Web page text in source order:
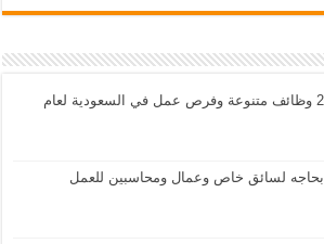
وظائف في السعودية 2024 وظائف متنوعة وفرص عمل في السعودية لعام
وظائف في الكويت 2024 بحاجه لسائق خاص وعمال ومحاسبين للعمل